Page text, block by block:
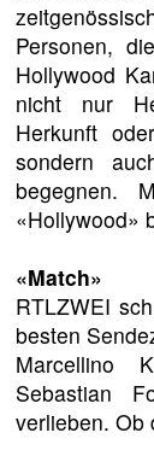
Personen,
Hollywood
nicht nur
Herkunft
sondern
begegnen.
«Hollywood»
«Match»
RTLZWEI
besten
Marcellino
Sebastian
verlieben. Ob